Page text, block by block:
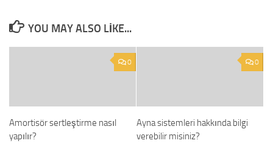
YOU MAY ALSO LIKE...
0
Amortisör sertleştirme nasıl
yapılır?
0
Ayna sistemleri hakkında bilgi
verebilir misiniz?